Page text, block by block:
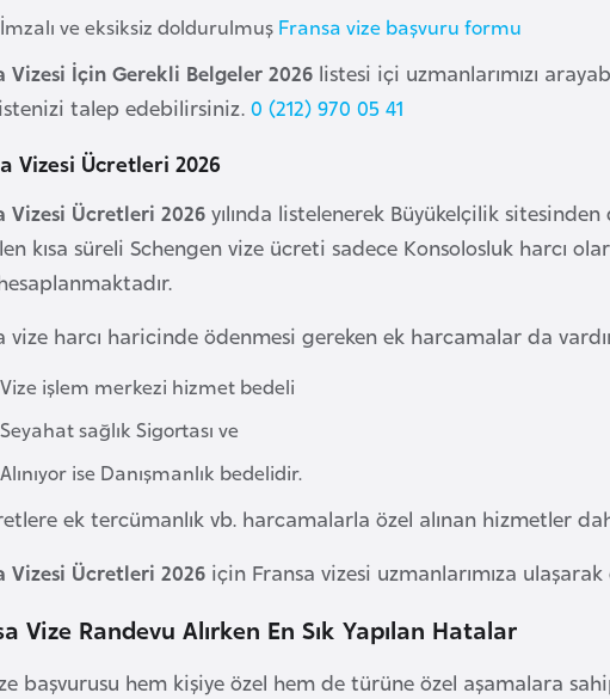
İmzalı ve eksiksiz doldurulmuş Fransa vize başvuru formu
Vizesi İçin Gerekli Belgeler 2026 listesi içi uzmanlarımızı
talep edebilirsiniz. 0 (212) 970 05 41
Vizesi Ücretleri 2026
Vizesi Ücretleri 2026 yılında listelenerek Büyükelçilik
kısa süreli Schengen vize ücreti sadece Konsolosluk harcı
vize harcı haricinde ödenmesi gereken ek harcamalar da
Vize işlem merkezi hizmet bedeli
Seyahat sağlık Sigortası ve
Alınıyor ise Danışmanlık bedelidir.
ek tercümanlık vb. harcamalarla özel alınan hizmetler
Vizesi Ücretleri 2026 için Fransa vizesi uzmanlarımıza
Vize Randevu Alırken En Sık Yapılan Hatalar
başvurusu hem kişiye özel hem de türüne özel aşamalara